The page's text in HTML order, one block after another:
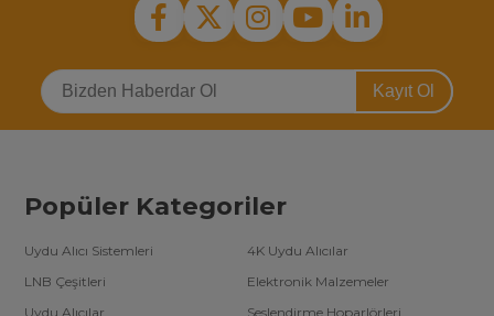
Kayıt Ol
Popüler Kategoriler
Uydu Alıcı Sistemleri
4K Uydu Alıcılar
LNB Çeşitleri
Elektronik Malzemeler
Uydu Alıcılar
Seslendirme Hoparlörleri